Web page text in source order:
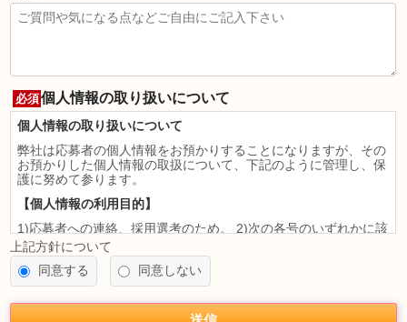
必須個人情報の取り扱いについて
個人情報の取り扱いについて
弊社は応募者の個人情報をお預かりすることになりますが、その
お預かりした個人情報の取扱について、下記のように管理し、保
護に努めて参ります。
【個人情報の利用目的】
1)応募者への連絡、採用選考のため。 2)次の各号のいずれかに該
当すると認められる場合には、利用目的の達成に必要な範囲を超
えて個人情報を利用することがあります。
法令に基づく場合
て、本人の同意を得ることが困難であるとき
上記方針について
同意する
同意しない